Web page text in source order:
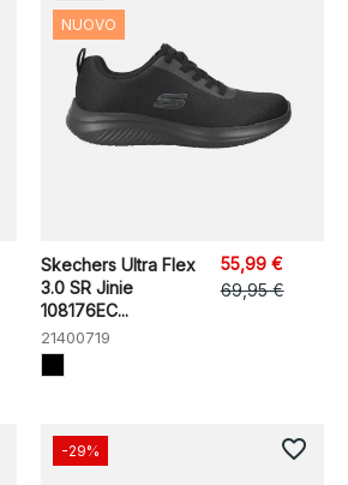
Skechers Ultra Flex
3.0 SR Jinie
108176EC...
21400719
55,99 €
69,95 €
NUOVO
-29% favorite_border